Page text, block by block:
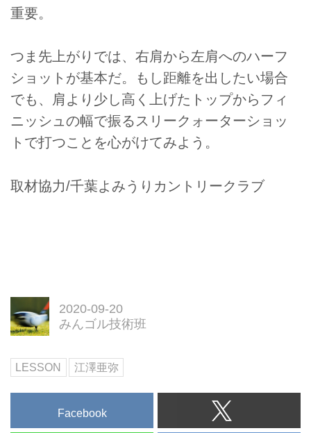
重要。
つま先上がりでは、右肩から左肩へのハーフ
ショットが基本だ。もし距離を出したい場合
でも、肩より少し高く上げたトップからフィ
ニッシュの幅で振るスリークォーターショッ
トで打つことを心がけてみよう。
取材協力/千葉よみうりカントリークラブ
2020-09-20
みんゴル技術班
LESSON 江澤亜弥
Facebook